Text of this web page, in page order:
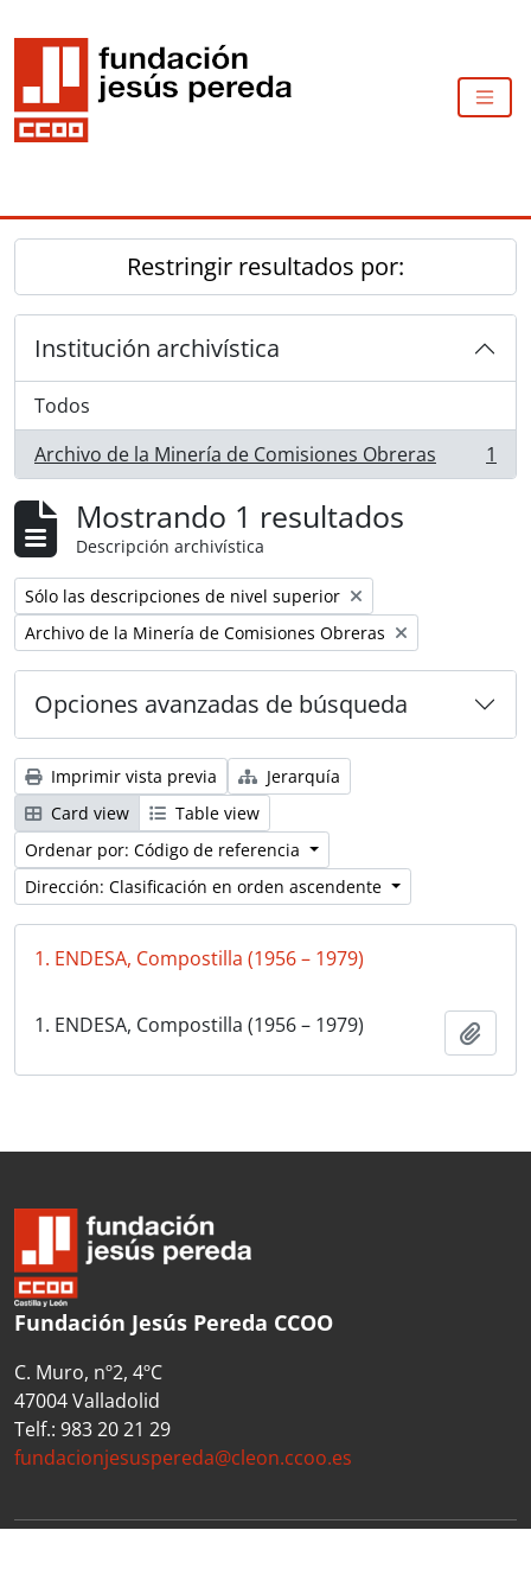
Restringir resultados por:
Institución archivística
Todos
Archivo de la Minería de Comisiones Obreras
, 1 resultados 1
Mostrando 1 resultados
Descripción archivística
Remove filter:
Sólo las descripciones de nivel superior
Remove filter:
Archivo de la Minería de Comisiones Obreras
Opciones avanzadas de búsqueda
Imprimir vista previa
Jerarquía
Card view
Table view
Ordenar por: Código de referencia
Dirección: Clasificación en orden ascendente
1. ENDESA, Compostilla (1956 – 1979)
1. ENDESA, Compostilla (1956 – 1979)
Fundación Jesús Pereda CCOO
C. Muro, nº2, 4ºC
47004 Valladolid
Telf.: 983 20 21 29
fundacionjesuspereda@cleon.ccoo.es